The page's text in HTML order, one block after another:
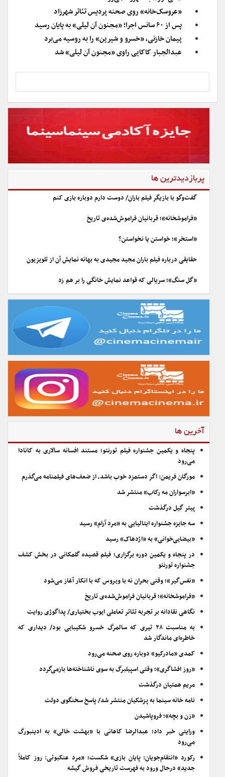
«عروسک‌خانه» روی صحنه پردیس تئاتر شهرزاد
پس از ۶۰ سانس اجرا؛ «مجنون آن لیلی» به پایان رسید
پیمان خازنی، «خسرو و شیرین» را به روسیه می‌برد
عبدالجبار کاکایی راوی «مجنون آن لیلی» شد
پربازدیدترین ها
گفت‌وگو با بازیگر فیلم باران/ دوست دارم دوباره بازی کنم
«فراموشخانه»؛ قربانیان فراموش‌شده‌ی تاریخ
«استخر»؛ خواستن یا نخواستن؟
حقایقی درباره فیلم باران مجید مجیدی به بهانه نمایش آن از تلویزیون
«گل سنگ»؛ سریالی که قواعد نمایش خانگی را بر هم زد
آخرین ها
پنجاه و یکمین جشنواره فیلم تورنتو؛ مستند افسانه سالاری به کانادا
می‌رود
مورگان فریمن: اگر دستمزد خوب باشد، از ضعف‌های فیلمنامه می‌گذرم
«ابرسواران مه رکاب» منتشر شد
پیتر گیل درگذشت
سه جایزه جشنواره ایتالیایی به «مرد آرام» رسید
«بیضایی‌خوانی» به «اژدهاک» رسید
در پنجاه و یکمین دوره برگزاری؛ فیلم قصیده گلمکانی در بخش کشف
جشنواره تورنتو
«نفس‌گیر»؛ وقتی بحران نه با ویروس که با انکار آغاز می‌شود
«فراموشخانه»؛ قربانیان فراموش‌شده‌ی تاریخ
نگاهی نقادانه بر تجربه تئاتر تعاملی ایوب بختیاری/ پداگوژی روایت
به مناسبت ۲۸ تیری که سالمرگ خسرو شکیبایی بود/ دیداری که
خاطره‌ای ماندگار شد
کمدی «مادرکیو» دوباره روی صحنه می‌رود
«روز افشاگری»؛ وقتی اسپیلبرگ به سوی ناشناخته‌ها بازمی‌گردد
مریم همتیان درگذشت
نامه خانه سینما به پزشکیان منتشر شد/ پاسخ سخنگوی دولت
«زن و بچه»؛ فروپاشیدن
ورایتی خبر داد؛ عبدالرضا کاهانی با «بهشت خالی» به ادینبورگ
می‌رود
رکورد «انتقام‌جویان: پایان بازی» شکست؛ «مرد عنکبوتی: روز کاملاً
جدید» درحال ورود به فهرست تاریخی فروش گیشه